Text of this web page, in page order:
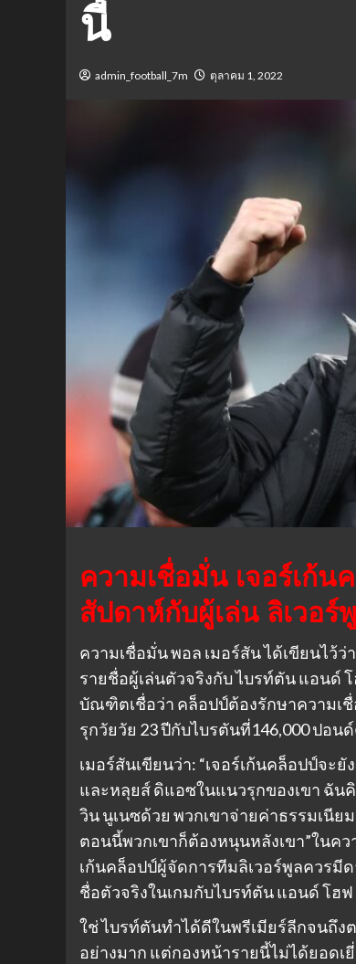
นี้
admin_football_7m ตุลาคม 1, 2022
ความเชื่อมั่น เจอร์เก้น
สัปดาห์กับผู้เล่น ลิเวอร์
ความเชื่อมั่น พอล เมอร์สัน ได้เขียนไว้
รายชื่อผู้เล่นตัวจริงกับ ไบรท์ตัน แอนด์
บัณฑิตเชื่อว่า คล็อปป์ต้องรักษาความเชื่
รุกวัยวัย 23 ปีกับไบรตันที่146,000 ปอน
เมอร์สันเขียนว่า: “เจอร์เก้นคล็อปป์จะ
และหลุยส์ ดิแอซในแนวรุกของเขา ฉัน
วิน นูเนซด้วย พวกเขาจ่ายค่าธรรมเนีย
ตอนนี้พวกเขาก็ต้องหนุนหลังเขา”ในคว
เก้นคล็อปป์ผู้จัดการทีมลิเวอร์พูลควรมี
ชื่อตัวจริงในเกมกับไบรท์ตัน แอนด์ โฮ
ใช่ ไบรท์ตันทำได้ดีในพรีเมียร์ลีกจนถึ
อย่างมาก แต่กองหน้ารายนี้ไม่ได้ยอด